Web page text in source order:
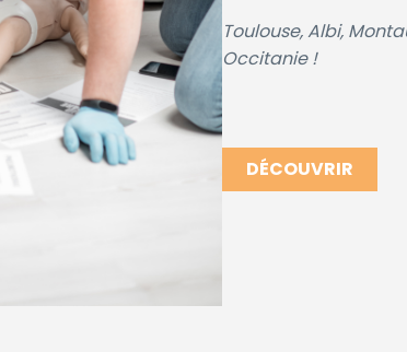
Toulouse, Albi,
Occitanie !
DÉCOUVRIR